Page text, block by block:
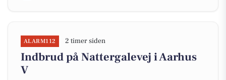
ALARM112 2 timer siden
Indbrud på Nattergalevej i Aarhus
V